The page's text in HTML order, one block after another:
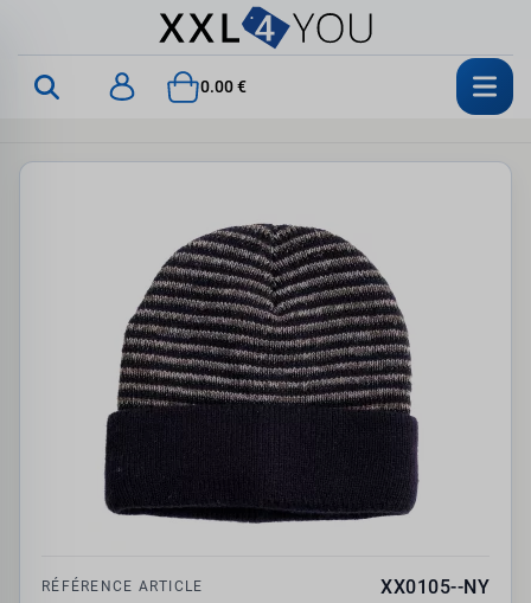
0.00 €
RÉFÉRENCE ARTICLE XX0105--NY